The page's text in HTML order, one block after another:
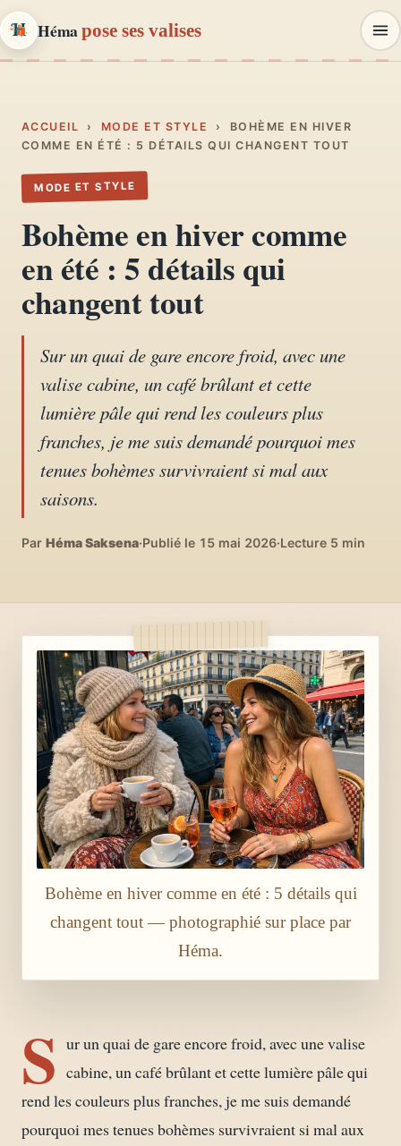
Hémapose ses valises
01 Carnets de voyage
Récits, road-trips, itinéraires
Escapades en France
Provence, Paris, Marseille…
Looks, dressing, inspirations
04 Lifestyle & déco
DIY, intérieurs, bonheur
Recettes du monde
À propos
ACCUEIL › MODE ET STYLE › BOHÈME EN HIVER
COMME EN ÉTÉ : 5 DÉTAILS QUI CHANGENT TOUT
MODE ET STYLE
Bohème en hiver comme
en été : 5 détails qui
changent tout
Sur un quai de gare encore froid, avec une
valise cabine, un café brûlant et cette
lumière pâle qui rend les couleurs plus
franches, je me suis demandé pourquoi mes
tenues bohèmes survivraient si mal aux
saisons.
Par Héma Saksena·Publié le 15 mai 2026·Lecture 5 min
Bohème en hiver comme en été : 5 détails qui
changent tout — photographié sur place par
Héma.
S ur un quai de gare encore froid, avec une valise
cabine, un café brûlant et cette lumière pâle qui
rend les couleurs plus franches, je me suis demandé
pourquoi mes tenues bohèmes survivraient si mal aux